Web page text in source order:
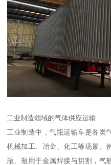
工业制造领域的气体供应运输​
工业制造中，气瓶运输车是各类
机械加工、冶金、化工等场景。
瓶、瓶用于金属焊接与切割，气